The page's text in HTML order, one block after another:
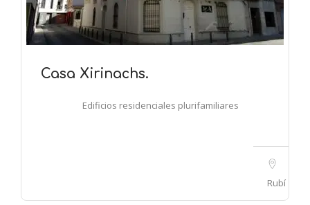
Casa Xirinachs.
Edificios residenciales plurifamiliares
Rubí